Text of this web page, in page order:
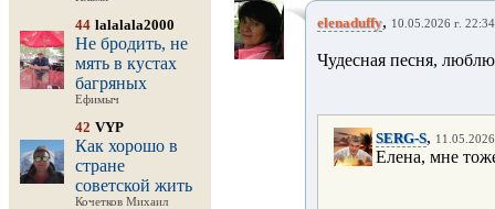
44 lalalala2000
Не бродить, не
мять в кустах
багряных
Ефимыч
42 VYP
Как хорошо в
стране
советской жить
Кочетков Михаил
elenaduffy, 10.05.2026 г. 22:34
Чудесная песня,
SERG-S,
Елена, мне